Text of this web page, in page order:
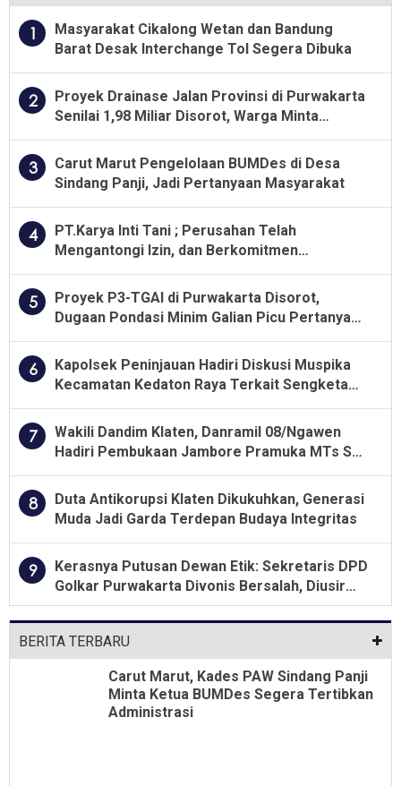
1
Masyarakat Cikalong Wetan dan Bandung
Barat Desak Interchange Tol Segera Dibuka
2
Proyek Drainase Jalan Provinsi di Purwakarta
Senilai 1,98 Miliar Disorot, Warga Minta
3
Carut Marut Pengelolaan BUMDes di Desa
Sindang Panji, Jadi Pertanyaan Masyarakat
4
PT.Karya Inti Tani ; Perusahan Telah
Mengantongi Izin, dan Berkomitmen
5
Proyek P3-TGAI di Purwakarta Disorot,
Dugaan Pondasi Minim Galian Picu Pertanyaan
6
Kapolsek Peninjauan Hadiri Diskusi Muspika
Kecamatan Kedaton Raya Terkait Sengketa
7
Wakili Dandim Klaten, Danramil 08/Ngawen
Hadiri Pembukaan Jambore Pramuka MTs Se-
8
Duta Antikorupsi Klaten Dikukuhkan, Generasi
Muda Jadi Garda Terdepan Budaya Integritas
9
Kerasnya Putusan Dewan Etik: Sekretaris DPD
Golkar Purwakarta Divonis Bersalah, Diusir
Dari Jabatan Selama Empat Tahun
BERITA TERBARU
Carut Marut, Kades PAW Sindang Panji
Minta Ketua BUMDes Segera Tertibkan
Administrasi